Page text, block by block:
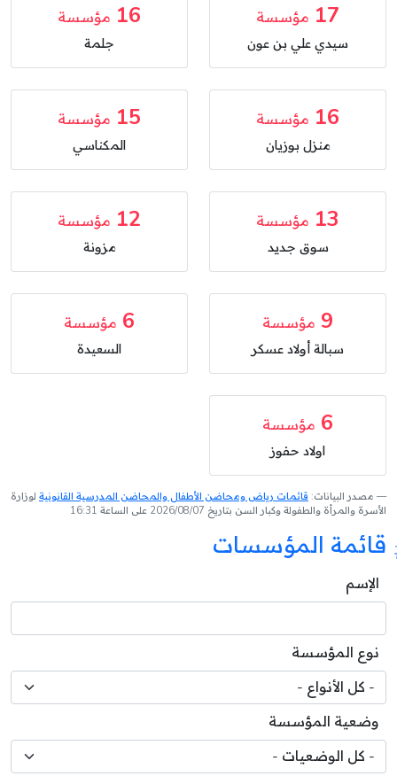
17 مؤسسة
سيدي علي بن عون
16 مؤسسة
جلمة
16 مؤسسة
منزل بوزيان
15 مؤسسة
المكناسي
13 مؤسسة
سوق جديد
12 مؤسسة
مزونة
9 مؤسسة
سبالة أولاد عسكر
6 مؤسسة
السعيدة
6 مؤسسة
اولاد حفوز
مصدر البيانات: قائمات رياض ومحاضن الأطفال والمحاضن المدرسية القانونية لوزارة
الأسرة والمرأة والطفولة وكبار السن بتاريخ 2026/08/07 على الساعة 16:31
قائمة المؤسسات
الإسم
نوع المؤسسة
وضعية المؤسسة